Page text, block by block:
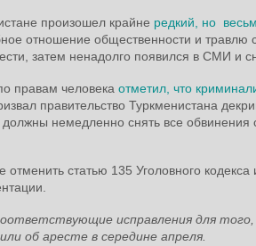
произошел крайне редкий, но
отношение общественности и травлю
затем ненадолго появился в СМИ и
правам человека отметил, что
правительство Туркменистана
немедленно снять все
отменить статью 135 Уголовного
исправления для
об аресте в середине апреля.